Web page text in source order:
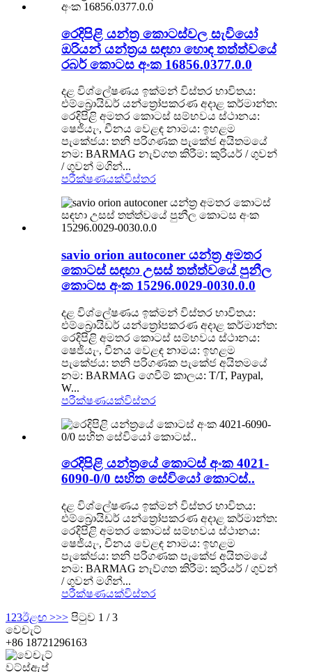
රෙදිපිළි යන්ත්‍ර කොටස්වල සැවියෝ
ඔරියන් යන්ත්‍රය සඳහා හොඳ තත්ත්වයේ
රබර් කොටස අංක 16856.0377.0.0
දළ විශ්ලේෂණය ඉක්මන් විස්තර භාවිතය:
එම්බ්‍රොයිඩර් යන්ත්‍රෝපකරණ අදාළ කර්මාන්ත:
රෙදිපිළි අමතර කොටස් සම්භවය ස්ථානය:
ෂෙජියැං, චීනය වෙළඳ නාමය: ඉහළම
පැකේජය: තනි පරිගණක පැකේජ අයිතමයේ
නම: BARMAG නැව්ගත කිරීම: කුරියර් / ගුවන්
/ ගුවන් මගින්...
පරීක්ෂණයක්විස්තර
savio orion autoconer යන්ත්‍ර අමතර
කොටස් සඳහා උසස් තත්ත්වයේ පුනීල
කොටස අංක 15296.0029-0030.0.0
දළ විශ්ලේෂණය ඉක්මන් විස්තර භාවිතය:
එම්බ්‍රොයිඩර් යන්ත්‍රෝපකරණ අදාළ කර්මාන්ත:
රෙදිපිළි අමතර කොටස් සම්භවය ස්ථානය:
ෂෙජියැං, චීනය වෙළඳ නාමය: ඉහළම
පැකේජය: තනි පරිගණක පැකේජ අයිතමයේ
නම: BARMAG ගෙවීම් කාලය: T/T, Paypal,
W...
පරීක්ෂණයක්විස්තර
රෙදිපිළි යන්ත්‍රයේ කොටස් අංක 4021-
6090-0/0 සහිත සේවියෝ කොටස්..
දළ විශ්ලේෂණය ඉක්මන් විස්තර භාවිතය:
එම්බ්‍රොයිඩර් යන්ත්‍රෝපකරණ අදාළ කර්මාන්ත:
රෙදිපිළි අමතර කොටස් සම්භවය ස්ථානය:
ෂෙජියැං, චීනය වෙළඳ නාමය: ඉහළම
පැකේජය: තනි පරිගණක පැකේජ අයිතමයේ
නම: BARMAG නැව්ගත කිරීම: කුරියර් / ගුවන්
/ ගුවන් මගින්...
පරීක්ෂණයක්විස්තර
1 23ඊළඟ >>> පිටුව 1 / 3
වෙචැට්
+86 18721296163
වට්ස්ඇප්